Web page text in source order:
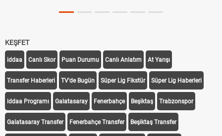
KEŞFET
iddaa Canlı Skor Puan Durumu Canlı Anlatım At Yarışı
Transfer Haberleri TV'de Bugün Süper Lig Fikstür Süper Lig Haberleri
iddaa Programı Galatasaray Fenerbahçe Beşiktaş Trabzonspor
Galatasaray Transfer Fenerbahçe Transfer Beşiktaş Transfer